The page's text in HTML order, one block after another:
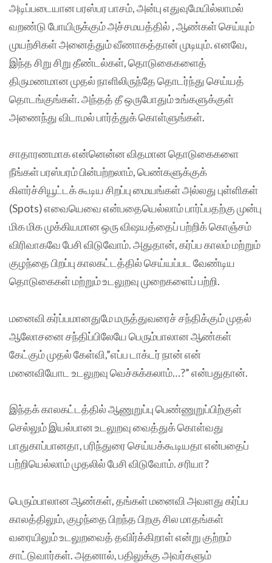
அடிப்படையான பரஸ்பர பாசம், அன்பு எதுவுமேயில்லாமல்
வறண்டு போயிருக்கும் அச்சமயத்தில் , ஆண்கள் செய்யும்
முயற்சிகள் அனைத்தும் வீணாகத்தான் முடியும். எனவே,
இந்த சிறு சிறு தீண்டல்கள், தொடுகைகளைத்
திருமணமான முதல் நாளிலிருந்தே தொடர்ந்து செய்யத்
தொடங்குங்கள். அந்தத் தீ ஒருபோதும் உங்களுக்குள்
அணைந்து விடாமல் பார்த்துக் கொள்ளுங்கள்.
சாதாரணமாக என்னென்ன விதமான தொடுகைகளை
நீங்கள் பரஸ்பரம் பின்பற்றலாம், பெண்களுக்குக்
கிளர்ச்சியூட்டக் கூடிய சிறப்பு மையங்கள் அல்லது புள்ளிகள்
(Spots) எவையெவை என்பதையெல்லாம் பார்ப்பதற்கு முன்பு
மிக மிக முக்கியமான ஒரு விஷயத்தைப் பற்றிக் கொஞ்சம்
விரிவாகவே பேசி விடுவோம். அதுதான், கர்ப்ப காலம் மற்றும்
குழந்தை பிறப்பு காலகட்டத்தில் செய்யப்பட வேண்டிய
தொடுகைகள் மற்றும் உடலுறவு முறைகளைப் பற்றி.
மனைவி கர்ப்பமானதுமே மருத்துவரைச் சந்திக்கும் முதல்
ஆலோசனை சந்திப்பிலேயே பெரும்பாலான ஆண்கள்
கேட்கும் முதல் கேள்வி,”எப்ப டாக்டர் நான் என்
மனைவியோட உடலுறவு வெச்சுக்கலாம்…?” என்பதுதான்.
இந்தக் காலகட்டத்தில் ஆணுறுப்பு பெண்ணுறுப்பிற்குள்
செல்லும் இயல்பான உடலுறவு வைத்துக் கொள்வது
பாதுகாப்பானதா, பரிந்துரை செய்யக்கூடியதா என்பதைப்
பற்றியெல்லாம் முதலில் பேசி விடுவோம். சரியா?
பெரும்பாலான ஆண்கள், தங்கள் மனைவி அவளது கர்ப்ப
காலத்திலும், குழந்தை பிறந்த பிறகு சில மாதங்கள்
வரையிலும் உடலுறவைத் தவிர்க்கிறாள் என்று குற்றம்
சாட்டுவார்கள். அதனால், பதிலுக்கு அவர்களும்